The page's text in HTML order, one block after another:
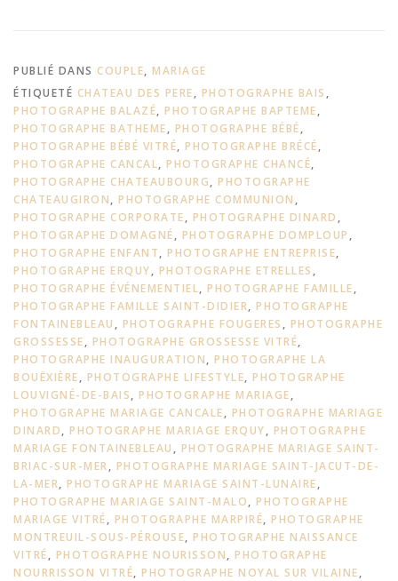
PUBLIÉ DANS COUPLE, MARIAGE
ÉTIQUETÉ CHATEAU DES PERE, PHOTOGRAPHE BAIS ,
PHOTOGRAPHE BALAZÉ, PHOTOGRAPHE BAPTEME,
PHOTOGRAPHE BATHEME, PHOTOGRAPHE BÉBÉ,
PHOTOGRAPHE BÉBÉ VITRÉ, PHOTOGRAPHE BRÉCÉ,
PHOTOGRAPHE CANCAL, PHOTOGRAPHE CHANCÉ,
PHOTOGRAPHE CHATEAUBOURG, PHOTOGRAPHE
CHATEAUGIRON, PHOTOGRAPHE COMMUNION ,
PHOTOGRAPHE CORPORATE, PHOTOGRAPHE DINARD ,
PHOTOGRAPHE DOMAGNÉ, PHOTOGRAPHE DOMPLOUP ,
PHOTOGRAPHE ENFANT, PHOTOGRAPHE ENTREPRISE,
PHOTOGRAPHE ERQUY, PHOTOGRAPHE ETRELLES ,
PHOTOGRAPHE ÉVÉNEMENTIEL, PHOTOGRAPHE FAMILLE,
PHOTOGRAPHE FAMILLE SAINT-DIDIER, PHOTOGRAPHE
FONTAINEBLEAU , PHOTOGRAPHE FOUGERES , PHOTOGRAPHE
GROSSESSE, PHOTOGRAPHE GROSSESSE VITRÉ,
PHOTOGRAPHE INAUGURATION, PHOTOGRAPHE LA
BOUËXIÈRE, PHOTOGRAPHE LIFESTYLE, PHOTOGRAPHE
LOUVIGNÉ-DE-BAIS, PHOTOGRAPHE MARIAGE,
PHOTOGRAPHE MARIAGE CANCALE, PHOTOGRAPHE MARIAGE
DINARD, PHOTOGRAPHE MARIAGE ERQUY, PHOTOGRAPHE
MARIAGE FONTAINEBLEAU , PHOTOGRAPHE MARIAGE SAINT-
BRIAC-SUR-MER, PHOTOGRAPHE MARIAGE SAINT-JACUT-DE-
LA-MER, PHOTOGRAPHE MARIAGE SAINT-LUNAIRE,
PHOTOGRAPHE MARIAGE SAINT-MALO, PHOTOGRAPHE
MARIAGE VITRÉ, PHOTOGRAPHE MARPIRÉ, PHOTOGRAPHE
MONTREUIL-SOUS-PÉROUSE, PHOTOGRAPHE NAISSANCE
VITRÉ, PHOTOGRAPHE NOURISSON, PHOTOGRAPHE
NOURRISSON VITRÉ, PHOTOGRAPHE NOYAL SUR VILAINE,